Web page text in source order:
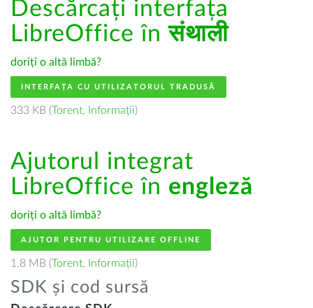
Descărcați interfața
LibreOffice înसंथाली
doriți o altă limbă?
INTERFAȚA CU UTILIZATORUL TRADUSĂ
333 KB (Torent, Informații)
Ajutorul integrat
LibreOffice în engleză
doriți o altă limbă?
AJUTOR PENTRU UTILIZARE OFFLINE
1.8 MB (Torent, Informații)
SDK și cod sursă